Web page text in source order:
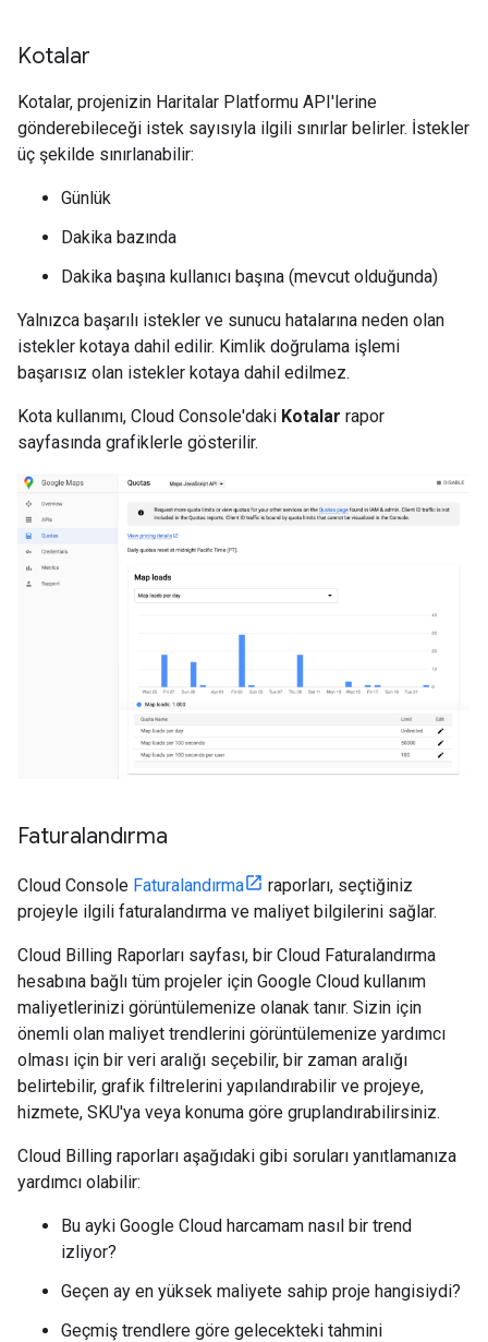
Kotalar
Kotalar, projenizin Haritalar Platformu API'lerine
gönderebileceği istek sayısıyla ilgili sınırlar belirler. İstekler
üç şekilde sınırlanabilir:
Günlük
Dakika bazında
Dakika başına kullanıcı başına (mevcut olduğunda)
Yalnızca başarılı istekler ve sunucu hatalarına neden olan
istekler kotaya dahil edilir. Kimlik doğrulama işlemi
başarısız olan istekler kotaya dahil edilmez.
Kota kullanımı, Cloud Console'daki Kotalar rapor
sayfasında grafiklerle gösterilir.
Faturalandırma
Cloud Console Faturalandırma
raporları, seçtiğiniz
projeyle ilgili faturalandırma ve maliyet bilgilerini sağlar.
Cloud Billing Raporları sayfası, bir Cloud Faturalandırma
hesabına bağlı tüm projeler için Google Cloud kullanım
maliyetlerinizi görüntülemenize olanak tanır. Sizin için
önemli olan maliyet trendlerini görüntülemenize yardımcı
olması için bir veri aralığı seçebilir, bir zaman aralığı
belirtebilir, grafik filtrelerini yapılandırabilir ve projeye,
hizmete, SKU'ya veya konuma göre gruplandırabilirsiniz.
Cloud Billing raporları aşağıdaki gibi soruları yanıtlamanıza
yardımcı olabilir:
Bu ayki Google Cloud harcamam nasıl bir trend
izliyor?
Geçen ay en yüksek maliyete sahip proje hangisiydi?
Geçmiş trendlere göre gelecekteki tahmini